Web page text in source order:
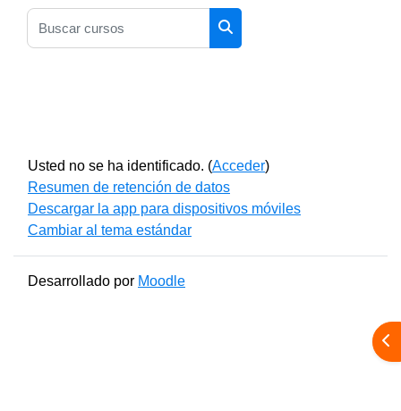
Buscar cursos
Buscar cursos
Usted no se ha identificado. (Acceder)
Resumen de retención de datos
Descargar la app para dispositivos móviles
Cambiar al tema estándar
Desarrollado por Moodle